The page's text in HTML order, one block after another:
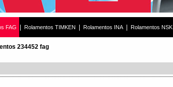
FAG Rolamentos TIMKEN Rolamentos INA Rolamentos NSK
234452 fag